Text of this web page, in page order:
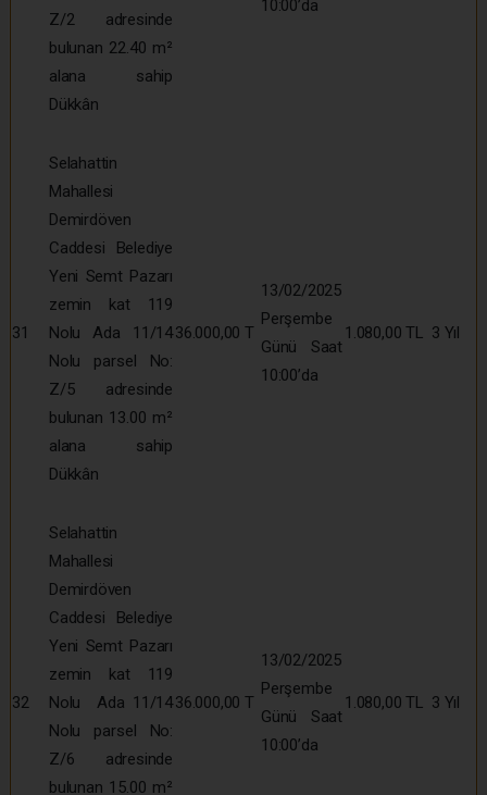
Z/2 adresinde
bulunan 22.40 m²
alana sahip
Dükkân
10:00’da
31
Selahattin
Mahallesi
Demirdöven
Caddesi Belediye
Yeni Semt Pazarı
zemin kat 119
Nolu Ada 11/14
Nolu parsel No:
Z/5 adresinde
bulunan 13.00 m²
alana sahip
Dükkân
36.000,00 T
13/02/2025
Perşembe
Günü Saat
10:00’da
1.080,00 TL 3 Yıl
32
Selahattin
Mahallesi
Demirdöven
Caddesi Belediye
Yeni Semt Pazarı
zemin kat 119
Nolu Ada 11/14
Nolu parsel No:
Z/6 adresinde
bulunan 15.00 m²
36.000,00 T
13/02/2025
Perşembe
Günü Saat
10:00’da
1.080,00 TL 3 Yıl